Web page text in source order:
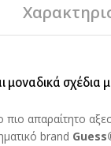
μοναδικά σχέδια
πιο απαραίτητο
brand